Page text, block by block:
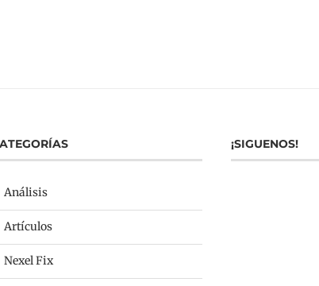
Análisis
Artículos
Nexel Fix
¡SIGUENOS!